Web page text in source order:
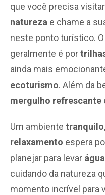
que você precisa
natureza e chame a
neste ponto turístico.
geralmente é por
ainda mais
ecoturismo. Além da
mergulho refrescante
Um ambiente tranquilo
relaxamento espera
planejar para levar água
cuidando da natureza
momento incrível para